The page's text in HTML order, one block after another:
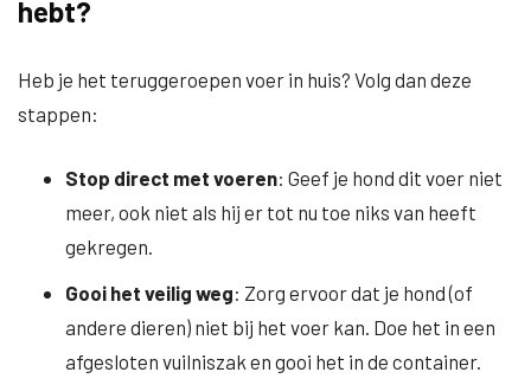
hebt?
Heb je het teruggeroepen voer in huis? Volg dan deze
stappen:
Stop direct met voeren: Geef je hond dit voer niet
meer, ook niet als hij er tot nu toe niks van heeft
gekregen.
Gooi het veilig weg: Zorg ervoor dat je hond (of
andere dieren) niet bij het voer kan. Doe het in een
afgesloten vuilniszak en gooi het in de container.